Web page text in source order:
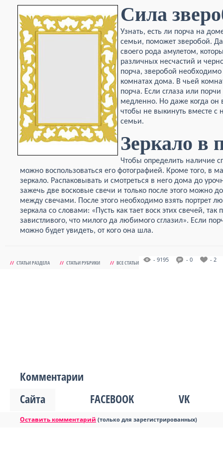
Сила
Узнать, есть ли порча на
семьи, поможет зверобой.
своего рода амулетом,
различных несчастий и
порча, зверобой необходимо
комнатах дома. В чьей
порча. Если сглаза или
медленно. Но даже когда он
чтобы не выкинуть вместе с
семьи.
Зеркало в
Чтобы определить наличие
можно воспользоваться его фотографией. Кроме того, в
зеркало. Распаковывать и смотреться в него дома до
зажечь две восковые свечи и только после этого можно
между свечами. После этого необходимо взять портрет
зеркала со словами: «Пусть как тает воск этих свечей,
завистливого, что милого да любимого сглазил». Если
можно будет увидеть, от кого она шла.
// СТАТЬИ РАЗДЕЛА // СТАТЬИ РУБРИКИ // ВСЕ СТАТЬИ - 9195 - 0 - 2
Комментарии
Сайта
FACEBOOK VK
Оставить комментарий (только для зарегистрированных)